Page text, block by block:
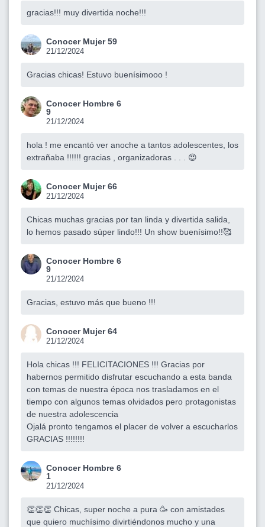
gracias!!! muy divertida noche!!!
Conocer Mujer 59
21/12/2024
Gracias chicas! Estuvo buenísimooo !
Conocer Hombre 6
9
21/12/2024
hola ! me encantó ver anoche a tantos adolescentes, los
extrañaba !!!!!! gracias , organizadoras . . . 😍
Conocer Mujer 66
21/12/2024
Chicas muchas gracias por tan linda y divertida salida,
lo hemos pasado súper lindo!!! Un show buenísimo!!🥰
Conocer Hombre 6
9
21/12/2024
Gracias, estuvo más que bueno !!!
Conocer Mujer 64
21/12/2024
Hola chicas !!! FELICITACIONES !!! Gracias por
habernos permitido disfrutar escuchando a esta banda
con temas de nuestra época nos trasladamos en el
tiempo con algunos temas olvidados pero protagonistas
de nuestra adolescencia
Ojalá pronto tengamos el placer de volver a escucharlos
GRACIAS !!!!!!!!
Conocer Hombre 6
1
21/12/2024
👏👏👏 Chicas, super noche a pura 🥳 con amistades
que quiero muchísimo divirtiéndonos mucho y una